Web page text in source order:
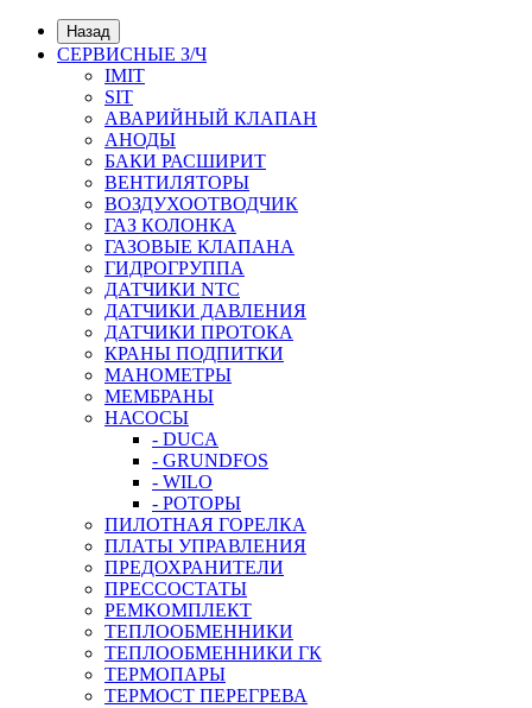
Назад
СЕРВИСНЫЕ З/Ч
IMIT
SIT
АВАРИЙНЫЙ КЛАПАН
АНОДЫ
БАКИ РАСШИРИТ
ВЕНТИЛЯТОРЫ
ВОЗДУХООТВОДЧИК
ГАЗ КОЛОНКА
ГАЗОВЫЕ КЛАПАНА
ГИДРОГРУППА
ДАТЧИКИ NTC
ДАТЧИКИ ДАВЛЕНИЯ
ДАТЧИКИ ПРОТОКА
КРАНЫ ПОДПИТКИ
МАНОМЕТРЫ
МЕМБРАНЫ
НАСОСЫ
- DUCA
- GRUNDFOS
- WILO
- РОТОРЫ
ПИЛОТНАЯ ГОРЕЛКА
ПЛАТЫ УПРАВЛЕНИЯ
ПРЕДОХРАНИТЕЛИ
ПРЕССОСТАТЫ
РЕМКОМПЛЕКТ
ТЕПЛООБМЕННИКИ
ТЕПЛООБМЕННИКИ ГК
ТЕРМОПАРЫ
ТЕРМОСТ ПЕРЕГРЕВА